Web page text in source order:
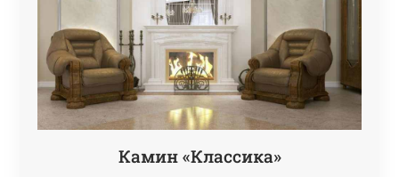
Камин «Классика»